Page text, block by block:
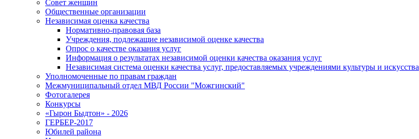
Совет женщин
Общественные организации
Независимая оценка качества
Нормативно-правовая база
Учреждения, подлежащие независимой оценке качества
Опрос о качестве оказания услуг
Информация о результатах независимой оценки качества оказания услуг
Независимая система оценки качества услуг, предоставляемых учреждениями культуры и искусства
Уполномоченные по правам граждан
Межмуниципальный отдел МВД России "Можгинский"
Фотогалерея
Конкурсы
«Гырон Быдтон» - 2026
ГЕРБЕР-2017
Юбилей района